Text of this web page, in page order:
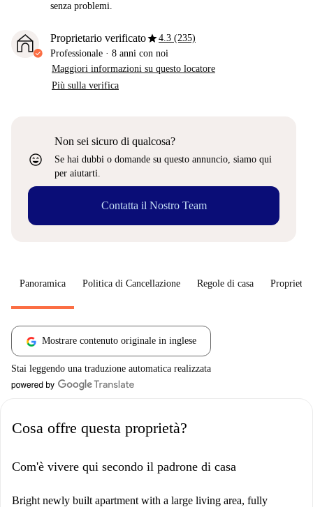
senza problemi.
Proprietario verificatostar4.3 (235)
Professionale · 8 anni con noi
Maggiori informazioni su questo locatore
Più sulla verifica
sentiment_very_satisfied
Non sei sicuro di qualcosa?
Se hai dubbi o domande su questo annuncio, siamo qui
per aiutarti.
Contatta il Nostro Team
Panoramica Politica di Cancellazione Regole di casa
Mostrare contenuto originale in inglese
Stai leggendo una traduzione automatica realizzata
Cosa offre questa proprietà?
Com'è vivere qui secondo il padrone di casa
Bright newly built apartment with a large living area, fully